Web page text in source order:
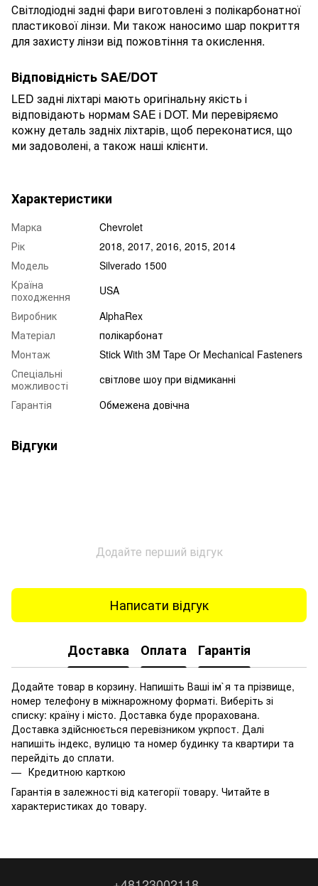
Світлодіодні задні фари виготовлені з полікарбонатної
пластикової лінзи. Ми також наносимо шар покриття
для захисту лінзи від пожовтіння та окислення.
Відповідність SAE/DOT
LED задні ліхтарі мають оригінальну якість і
відповідають нормам SAE і DOT. Ми перевіряємо
кожну деталь задніх ліхтарів, щоб переконатися, що
ми задоволені, а також наші клієнти.
Характеристики
Марка
Chevrolet
Рік
2018, 2017, 2016, 2015, 2014
Модель
Silverado 1500
Країна
походження
USA
Виробник
AlphaRex
Матеріал
полікарбонат
Монтаж
Stick With 3M Tape Or Mechanical Fasteners
Спеціальні
можливості
світлове шоу при відмиканні
Гарантія
Обмежена довічна
Відгуки
Додайте перший відгук
Написати відгук
Доставка Оплата Гарантія
Додайте товар в корзину. Напишіть Ваші ім`я та прізвище,
номер телефону в міжнарожному форматі. Виберіть зі
списку: країну і місто. Доставка буде прорахована.
Доставка здійснюється перевізником укрпост. Далі
напишіть індекс, вулицю та номер будинку та квартири та
перейдіть до сплати.
Кредитною карткою
Гарантія в залежності від категорії товару. Читайте в
характеристиках до товару.